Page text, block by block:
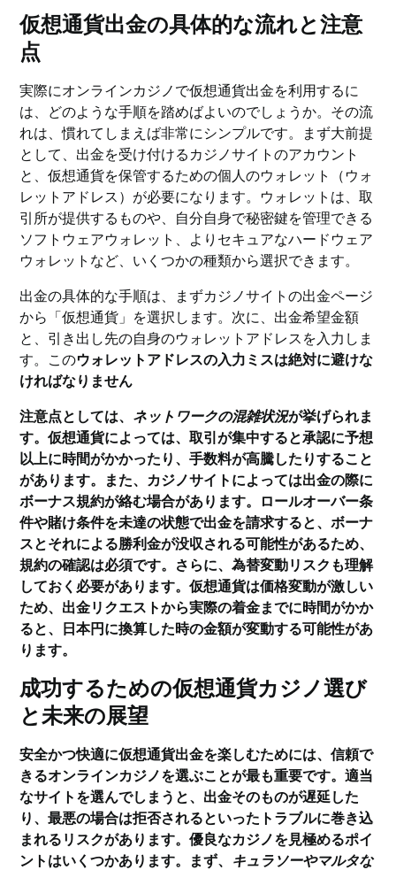
仮想通貨出金の具体的な流れと注意
点
実際にオンラインカジノで仮想通貨出金を利用するに
は、どのような手順を踏めばよいのでしょうか。その流
れは、慣れてしまえば非常にシンプルです。まず大前提
として、出金を受け付けるカジノサイトのアカウント
と、仮想通貨を保管するための個人のウォレット（ウォ
レットアドレス）が必要になります。ウォレットは、取
引所が提供するものや、自分自身で秘密鍵を管理できる
ソフトウェアウォレット、よりセキュアなハードウェア
ウォレットなど、いくつかの種類から選択できます。
出金の具体的な手順は、まずカジノサイトの出金ページ
から「仮想通貨」を選択します。次に、出金希望金額
と、引き出し先の自身のウォレットアドレスを入力しま
す。このウォレットアドレスの入力ミスは絶対に避けな
ければなりません
注意点としては、 ネットワークの混雑状況が挙げられま
す。仮想通貨によっては、取引が集中すると承認に予想
以上に時間がかかったり、手数料が高騰したりすること
があります。また、カジノサイトによっては出金の際に
ボーナス規約が絡む場合があります。ロールオーバー条
件や賭け条件を未達の状態で出金を請求すると、ボーナ
スとそれによる勝利金が没収される可能性があるため、
規約の確認は必須です。さらに、為替変動リスクも理解
しておく必要があります。仮想通貨は価格変動が激しい
ため、出金リクエストから実際の着金までに時間がかか
ると、日本円に換算した時の金額が変動する可能性があ
ります。
成功するための仮想通貨カジノ選び
と未来の展望
安全かつ快適に仮想通貨出金を楽しむためには、信頼で
きるオンラインカジノを選ぶことが最も重要です。適当
なサイトを選んでしまうと、出金そのものが遅延した
り、最悪の場合は拒否されるといったトラブルに巻き込
まれるリスクがあります。優良なカジノを見極めるポイ
ントはいくつかあります。まず、 キュラソーやマルタな